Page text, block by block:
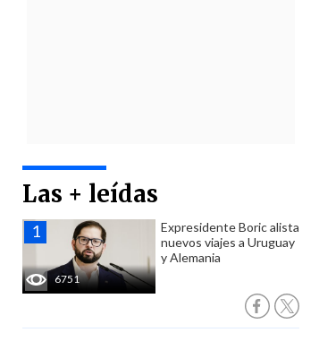
Las + leídas
6751
Expresidente Boric alista
nuevos viajes a Uruguay
y Alemania